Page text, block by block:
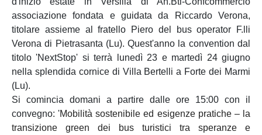
associazione fondata e guidata da Riccardo Verona,
titolare assieme al fratello Piero del bus operator F.lli
Verona di Pietrasanta (Lu). Quest'anno la convention dal
titolo 'NextStop' si terrà lunedì 23 e martedì 24 giugno
nella splendida cornice di Villa Bertelli a Forte dei Marmi
(Lu).
Si comincia domani a partire dalle ore 15:00 con il
convegno: 'Mobilità sostenibile ed esigenze pratiche – la
transizione green dei bus turistici tra speranze e